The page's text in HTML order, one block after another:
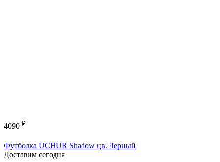
4090 ₽
Футболка UCHUR Shadow цв. Черный
Доставим сегодня